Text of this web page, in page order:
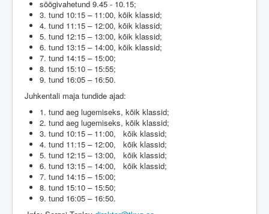
söögivahetund 9.45 - 10.15;
3. tund 10:15 – 11:00, kõik klassid;
4. tund 11:15 – 12:00, kõik klassid;
5. tund 12:15 – 13:00, kõik klassid;
6. tund 13:15 – 14:00, kõik klassid;
7. tund 14:15 – 15:00;
8. tund 15:10 – 15:55;
9. tund 16:05 – 16:50.
Juhkentali maja tundide ajad:
1. tund aeg lugemiseks, kõik klassid;
2. tund aeg lugemiseks, kõik klassid;
3. tund 10:15 – 11:00, kõik klassid;
4. tund 11:15 – 12:00, kõik klassid;
5. tund 12:15 – 13:00, kõik klassid;
6. tund 13:15 – 14:00, kõik klassid;
7. tund 14:15 – 15:00;
8. tund 15:10 – 15:50;
9. tund 16:05 – 16:50.